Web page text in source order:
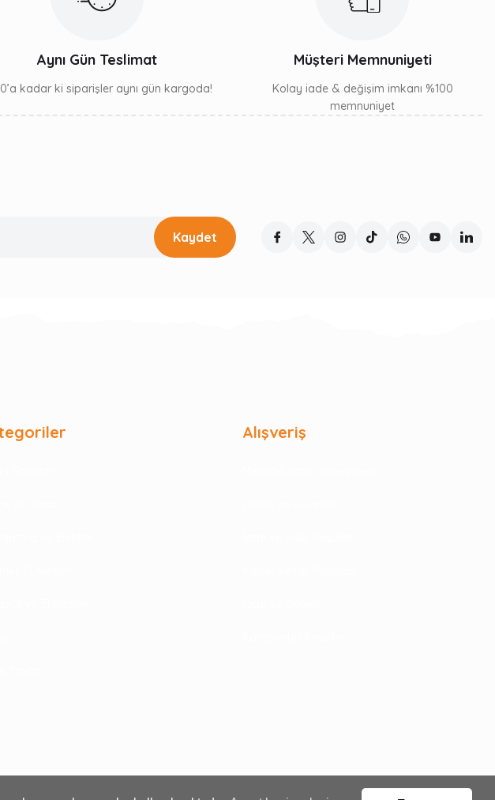
₺340,00 Gelince Haber Ver
Aynı Gün Teslimat
kadar ki siparişler aynı gün kargoda!
Müşteri Memnuniyeti
Kolay iade & değişim imkanı %100
memnuniyet
Kaydet
Alışveriş